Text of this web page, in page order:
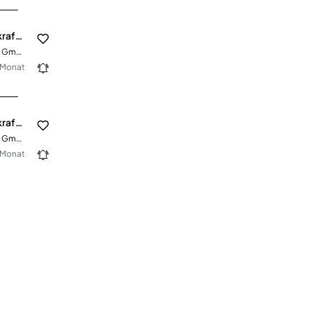
Pflegeberater / Pflegefachkraft (m/w/d)
compass private pflegeberatung GmbH
Pflegeberater / Pflegefachkraft (m/w/d)
compass private pflegeberatung GmbH